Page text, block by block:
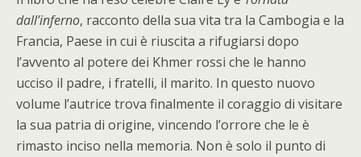
dall’inferno, racconto della sua vita tra la Cambogia e la
Francia, Paese in cui è riuscita a rifugiarsi dopo
l’avvento al potere dei Khmer rossi che le hanno
ucciso il padre, i fratelli, il marito. In questo nuovo
volume l’autrice trova finalmente il coraggio di visitare
la sua patria di origine, vincendo l’orrore che le è
rimasto inciso nella memoria. Non è solo il punto di